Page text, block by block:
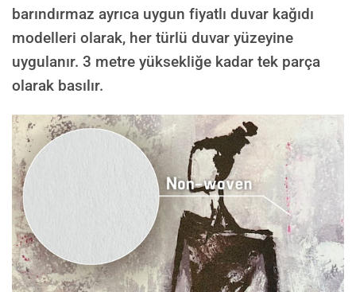
barındırmaz ayrıca uygun fiyatlı duvar kağıdı
modelleri olarak, her türlü duvar yüzeyine
uygulanır. 3 metre yüksekliğe kadar tek parça
olarak basılır.